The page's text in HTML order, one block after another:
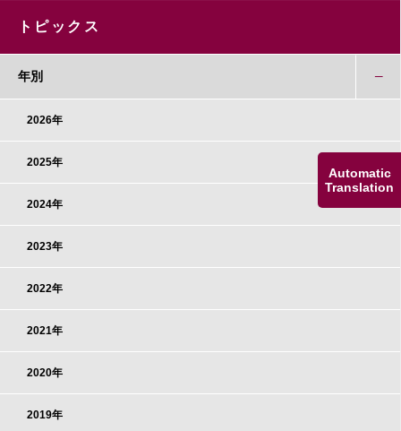
Automatic
Translation
トピックス
年別
2026年
2025年
2024年
2023年
2022年
2021年
2020年
2019年